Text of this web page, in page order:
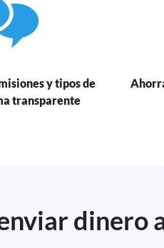
y tipos de
transparente
dinero